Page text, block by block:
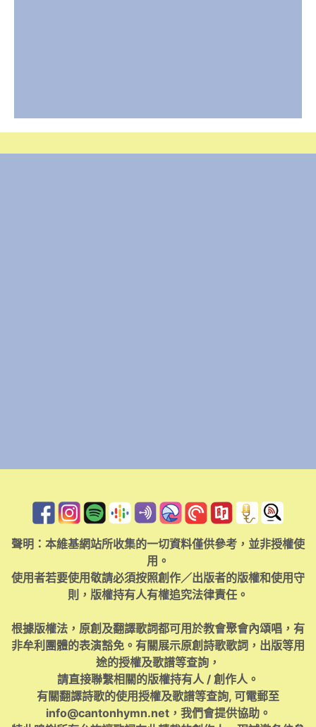
聲明：本維基網站所收集的一切資料僅供參考，並非授權使
用。
使用者若要使用敬請必須按照創作／出版者的版權和使用守
則，版權持有人有權追究法律責任。
根據版權法，原創及翻譯歌詞都可用於教會聚會內頌唱，有
非牟利團體的表演豁免。有關展示原創詩歌歌詞，出版等用
途的授權及歌譜等查詢，
請直接聯繫相關的版權持有人 / 創作人。
有關翻譯詩歌的使用授權及歌譜等查詢, 可電郵至
info@cantonhymn.net，我們會提供協助。